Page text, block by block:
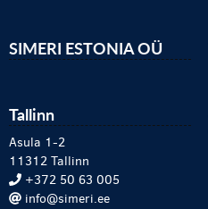
SIMERI ESTONIA OÜ
Tallinn
Asula 1-2
11312 Tallinn
+372 50 63 005
info@simeri.ee